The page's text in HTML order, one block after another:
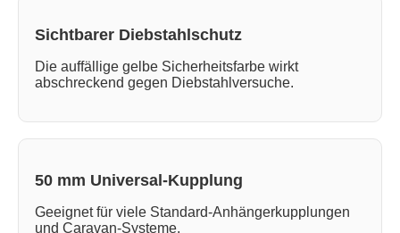
Sichtbarer Diebstahlschutz
Die auffällige gelbe Sicherheitsfarbe wirkt
abschreckend gegen Diebstahlversuche.
50 mm Universal-Kupplung
Geeignet für viele Standard-Anhängerkupplungen
und Caravan-Systeme.